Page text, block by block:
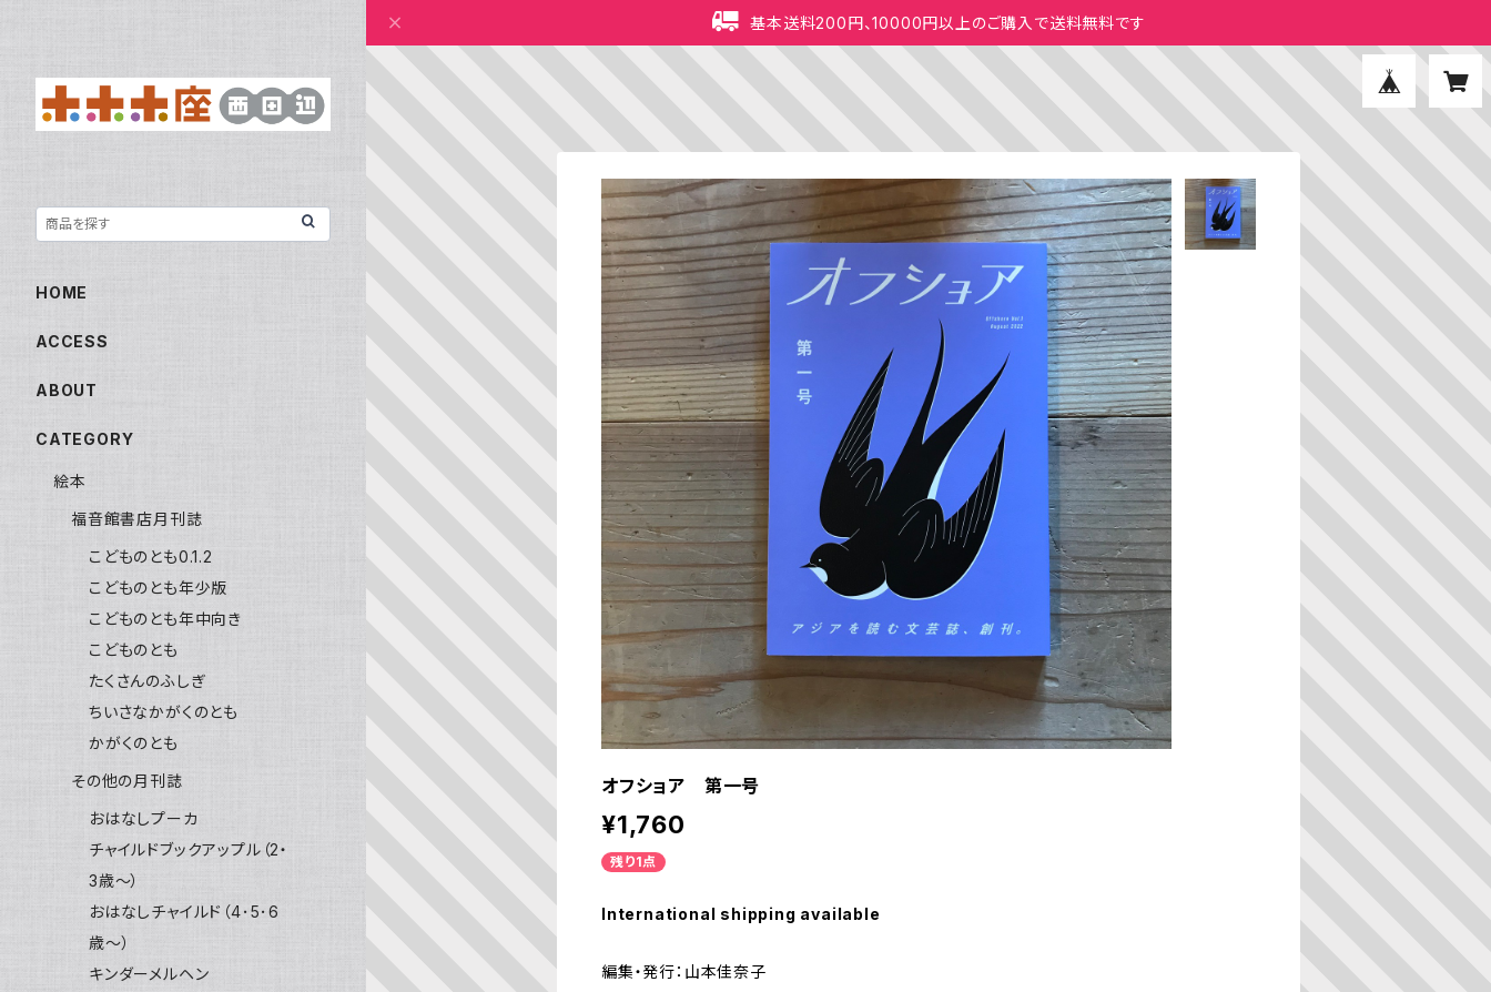
基本送料200円、10000円以上のご購入で送料無料です
オフショア 第一号
¥1,760
残り1点
International shipping available
編集・発行：山本佳奈子
HOME
ACCESS
ABOUT
CATEGORY
絵本
福音館書店月刊誌
こどものとも0.1.2
こどものとも年少版
こどものとも年中向き
こどものとも
たくさんのふしぎ
ちいさなかがくのとも
かがくのとも
その他の月刊誌
おはなしプーカ
チャイルドブックアップル（2・
3歳～）
おはなしチャイルド（4･5･6
歳～）
キンダーメルヘン